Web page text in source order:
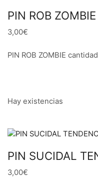
PIN ROB ZOMBIE
3,00€
PIN ROB ZOMBIE cantidad
Hay existencias
PIN SUCIDAL
3,00€